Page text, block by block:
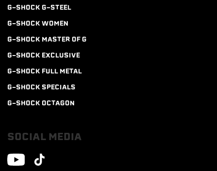
G-SHOCK G-STEEL
G-SHOCK WOMEN
G-SHOCK MASTER OF G
G-SHOCK EXCLUSIVE
G-SHOCK FULL METAL
G-SHOCK SPECIALS
G-SHOCK OCTAGON
SOCIAL MEDIA